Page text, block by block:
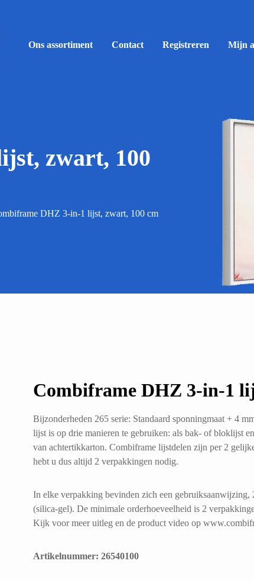
Ons assortiment Contact Registreren Mijn
zwart, 100
DHZ 3-in-1 lijst, zwart, 100 cm
Combiframe DHZ 3-in-1
Bijzonderheden 265 serie: Standaard sponningmaat + 4
lijst is op drie manieren te gebruiken: als bak- of bloklijst
van achtertikkarton. Combiframe lijstdelen zijn per 2
hebt u dus altijd 2 verpakkingen nodig.
In elke verpakking bevinden zich een
(silica-gel). De minimale orderhoeveelheid is 2
Kijk voor meer uitleg en de product video op
Artikelnummer: 26540100